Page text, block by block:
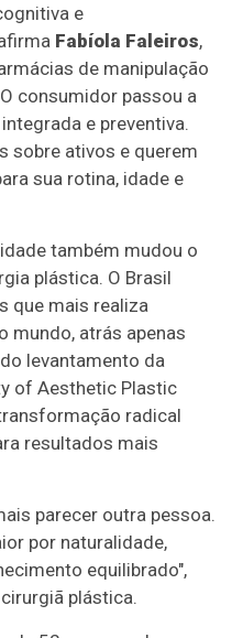
e
Fabíola Faleiros,
de manipulação
consumidor passou a
e preventiva.
sobre ativos e querem
sua rotina, idade e
também mudou o
plástica. O Brasil
que mais realiza
mundo, atrás apenas
levantamento da
of Aesthetic Plastic
radical
resultados mais
parecer outra pessoa.
por naturalidade,
equilibrado",
cirurgiã plástica.